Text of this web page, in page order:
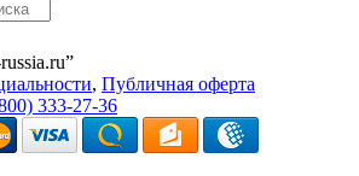
, Публичная оферта
333-27-36